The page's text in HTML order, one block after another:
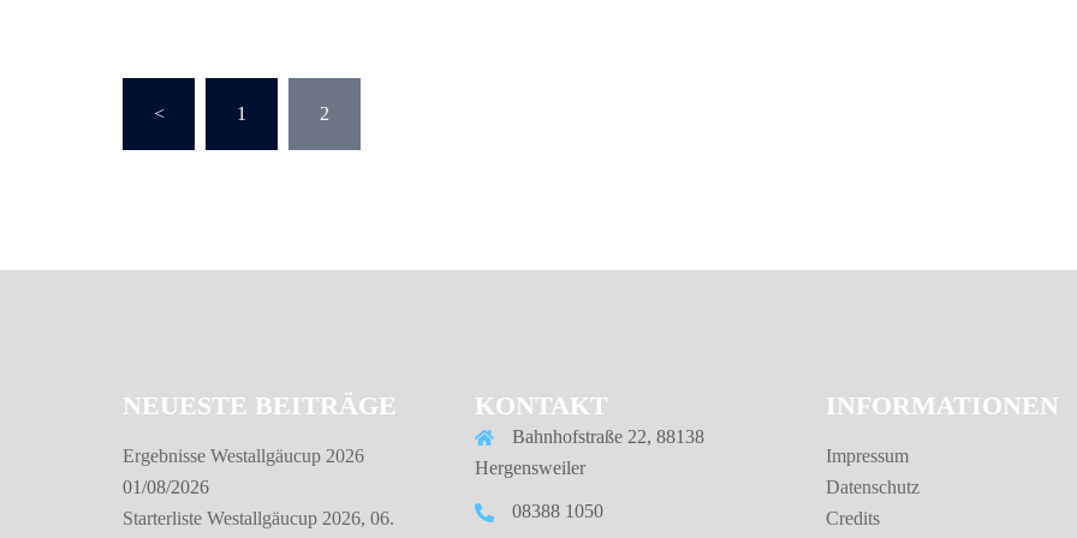
Seitennummerierung
der
< 1 2
NEUESTE BEITRÄGE
Ergebnisse Westallgäucup 2026
01/08/2026
Starterliste Westallgäucup 2026, 06.
KONTAKT
Bahnhofstraße 22, 88138
Hergensweiler
08388 1050
INFORMATIONEN
Impressum
Datenschutz
Credits